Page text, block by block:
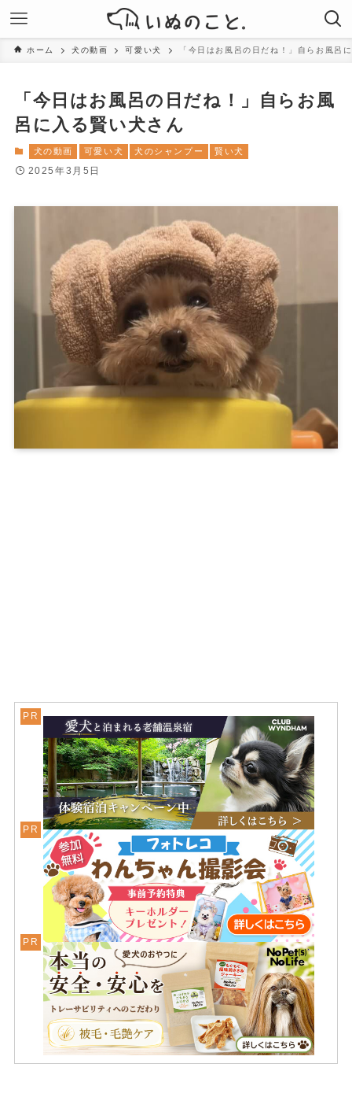
ホーム 犬の動画 可愛い犬 「今日はお風呂の日だね！」自らお風呂
「今日はお風呂の日だね！」自らお風
呂に入る賢い犬さん
犬の動画 可愛い犬 犬のシャンプー 賢い犬
2025年3月5日